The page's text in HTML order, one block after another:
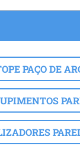
PAÇO DE